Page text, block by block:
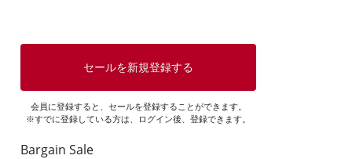
セールを新規登録する
会員に登録すると、セールを登録することができます。
※すでに登録している方は、ログイン後、登録できます。
Bargain Sale